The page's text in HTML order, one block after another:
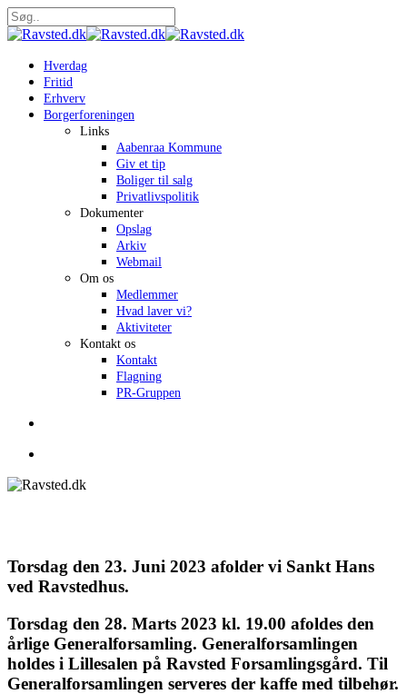
Skip
to
content
Close
search
Menu
Hverdag
Fritid
Erhverv
Borgerforeningen
Links
Aabenraa Kommune
Giv et tip
Boliger til salg
Privatlivspolitik
Dokumenter
Opslag
Arkiv
Webmail
Om os
Medlemmer
Hvad laver vi?
Aktiviteter
Kontakt os
Kontakt
Flagning
PR-Gruppen
Torsdag den 23. Juni 2023 afolder vi Sankt Hans
ved Ravstedhus.
Torsdag den 28. Marts 2023 kl. 19.00 afoldes den
årlige Generalforsamling. Generalforsamlingen
holdes i Lillesalen på Ravsted Forsamlingsgård. Til
Generalforsamlingen serveres der kaffe med tilbehør.